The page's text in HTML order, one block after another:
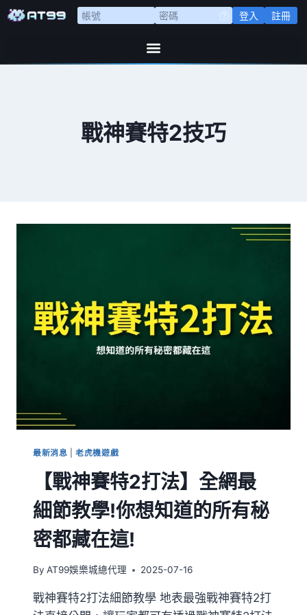
登入 註冊
戰神賽特2技巧
最新消息 |老虎機遊戲
【戰神賽特2打法】全網最
細節教學!你想知道的所有秘
密都藏在這!
By AT99娛樂城總代理 2025-07-16
戰神賽特2打法細節教學 地表最強戰神賽特2打